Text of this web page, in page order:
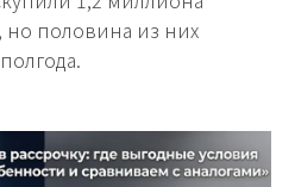
но половина из них